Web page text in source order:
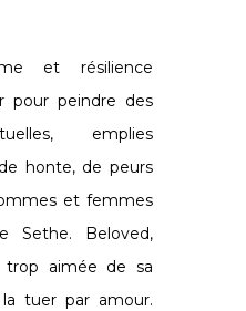
et résilience
pour peindre des
emplies
honte, de peurs
et femmes
Sethe. Beloved,
trop aimée de sa
tuer par amour.